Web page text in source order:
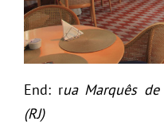
End: rua Marquês
(RJ)